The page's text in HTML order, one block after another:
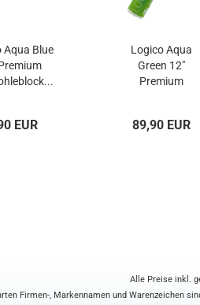
Aqua Blue
EUR
Logico Aqua
Green 12"
Premium
89,90 EUR
Alle Preise inkl.
Firmen-, Markennamen und Warenzeichen